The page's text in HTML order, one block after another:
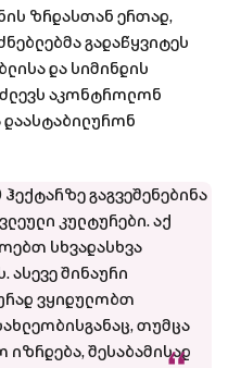
ზრდასთან ერთად,
გადაწყვიტეს
და სიმინდის
აკონტროლონ
დაასტაბილურონ
გაგვეშენებინა
კულტურები. აქ
სხვადასხვა
ასევე შინაური
ვყიდულობთ
თუმცა
შესაბამისად